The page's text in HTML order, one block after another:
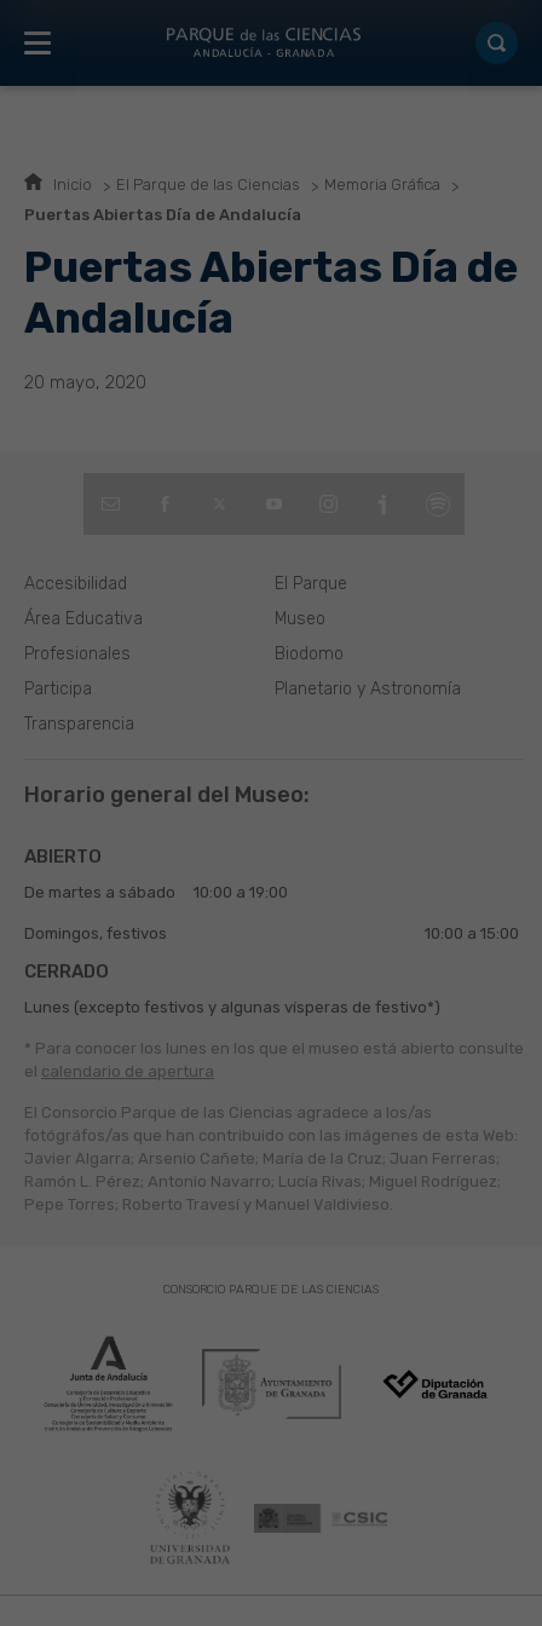
Inicio El Parque de las Ciencias
Memoria Gráfica
Puertas Abiertas Día de Andalucía
Puertas Abiertas Día de
Andalucía
20 mayo, 2020
El Parque
Museo
Biodomo
Planetario y Astronomía
Área Educativa
Profesionales
Participa
Transparencia
Accesibilidad
Horario general del Museo:
ABIERTO
De martes a sábado 10:00 a 19:00
Domingos, festivos 10:00 a 15:00
CERRADO
Lunes (excepto festivos y algunas vísperas de festivo*)
* Para conocer los lunes en los que el museo está abierto consulte
el calendario de apertura
El Consorcio Parque de las Ciencias agradece a los/as
fotógráfos/as que han contribuido con las imágenes de esta Web:
Javier Algarra; Arsenio Cañete; María de la Cruz; Juan Ferreras;
Ramón L. Pérez; Antonio Navarro; Lucía Rivas; Miguel Rodríguez;
Pepe Torres; Roberto Travesí y Manuel Valdivieso.
CONSORCIO PARQUE DE LAS CIENCIAS